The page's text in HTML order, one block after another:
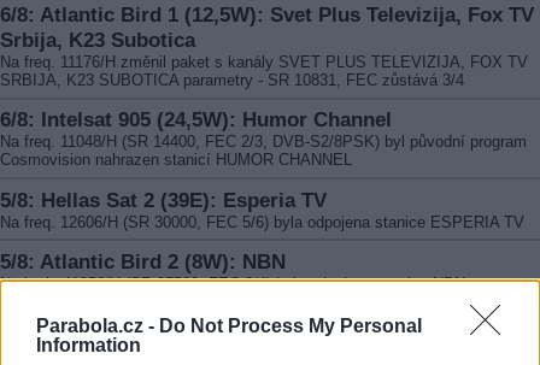
Parabola.cz - Do Not Process My Personal
Information
6/8: Atlantic Bird 1 (12,5W): Svet Plus Televizija, Fox TV
Srbija, K23 Subotica
Na freq. 11176/H změnil paket s kanály SVET PLUS TELEVIZIJA, FOX TV
SRBIJA, K23 SUBOTICA parametry - SR 10831, FEC zůstává 3/4
6/8: Intelsat 905 (24,5W): Humor Channel
Na freq. 11048/H (SR 14400, FEC 2/3, DVB-S2/8PSK) byl původní program
Cosmovision nahrazen stanicí HUMOR CHANNEL
5/8: Hellas Sat 2 (39E): Esperia TV
Na freq. 12606/H (SR 30000, FEC 5/6) byla odpojena stanice ESPERIA TV
5/8: Atlantic Bird 2 (8W): NBN
Na kmit. 11056/H (SR 27500, FEC 3/4) byla odpojena stanice NBN
5/8: Atlantic Bird 4 (7W): Al Qiethara, Al Wasl Al Arabi
Na freq. 10775/H (SR 27500, FEC 3/4) se objevily kanály AL QIETHARA, AL